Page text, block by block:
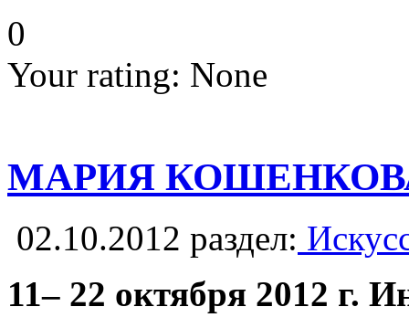
0
Your rating: None
МАРИЯ
02.10.2012 раздел:
11– 22 октября 2012 г.